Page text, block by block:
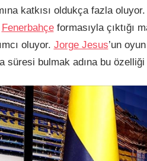
katkısı oldukça fazla
Fenerbahçeformasıyla çıktığı
oluyor. Jorge Jesus’un
süresi bulmak adına bu özelliği